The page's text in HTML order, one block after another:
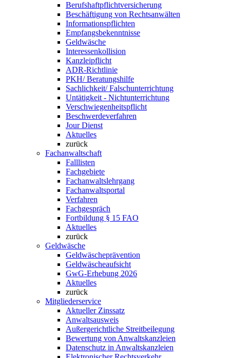
Berufshaftpflichtversicherung
Beschäftigung von Rechtsanwälten
Informationspflichten
Empfangsbekenntnisse
Geldwäsche
Interessenkollision
Kanzleipflicht
ADR-Richtlinie
PKH/ Beratungshilfe
Sachlichkeit/ Falschunterrichtung
Untätigkeit - Nichtunterrichtung
Verschwiegenheitspflicht
Beschwerdeverfahren
Jour Dienst
Aktuelles
zurück
Fachanwaltschaft
Falllisten
Fachgebiete
Fachanwaltslehrgang
Fachanwaltsportal
Verfahren
Fachgespräch
Fortbildung § 15 FAO
Aktuelles
zurück
Geldwäsche
Geldwäscheprävention
Geldwäscheaufsicht
GwG-Erhebung 2026
Aktuelles
zurück
Mitgliederservice
Aktueller Zinssatz
Anwaltsausweis
Außergerichtliche Streitbeilegung
Bewertung von Anwaltskanzleien
Datenschutz in Anwaltskanzleien